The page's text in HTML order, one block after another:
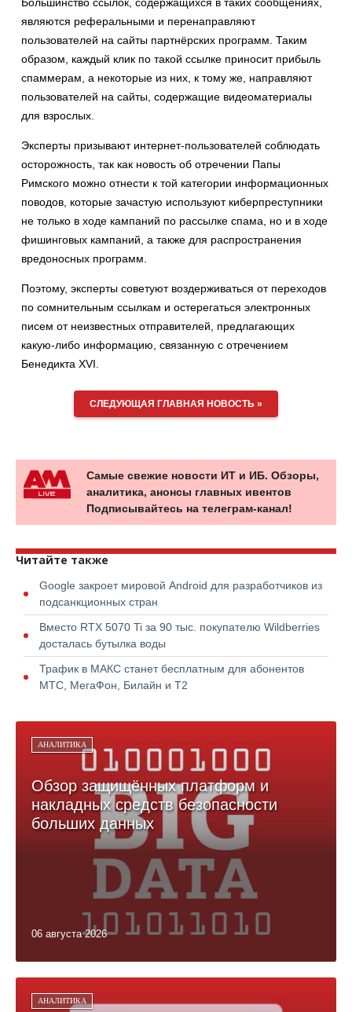
являются реферальными и перенаправляют
пользователей на сайты партнёрских программ. Таким
образом, каждый клик по такой ссылке приносит прибыль
спаммерам, а некоторые из них, к тому же, направляют
пользователей на сайты, содержащие видеоматериалы
для взрослых.
Эксперты призывают интернет-пользователей соблюдать
осторожность, так как новость об отречении Папы
Римского можно отнести к той категории информационных
поводов, которые зачастую используют киберпреступники
не только в ходе кампаний по рассылке спама, но и в ходе
фишинговых кампаний, а также для распространения
вредоносных программ.
Поэтому, эксперты советуют воздерживаться от переходов
по сомнительным ссылкам и остерегаться электронных
писем от неизвестных отправителей, предлагающих
какую-либо информацию, связанную с отречением
Бенедикта XVI.
СЛЕДУЮЩАЯ ГЛАВНАЯ НОВОСТЬ »
Самые свежие новости ИТ и ИБ. Обзоры,
аналитика, анонсы главных ивентов
Подписывайтесь на телеграм-канал!
Читайте также
Google закроет мировой Android для разработчиков из
подсанкционных стран
Вместо RTX 5070 Ti за 90 тыс. покупателю Wildberries
досталась бутылка воды
Трафик в МАКС станет бесплатным для абонентов
МТС, МегаФон, Билайн и Т2
АНАЛИТИКА
Обзор защищённых платформ и
накладных средств безопасности
больших данных
06 августа 2026
АНАЛИТИКА